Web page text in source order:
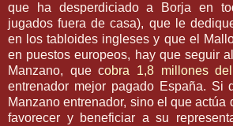
que ha desperdiciado a
Borja en
jugados fuera de casa), que le
en lostabloides ingleses y que el
en puestos europeos, hay que seguir
Manzano, que cobra 1,8 millones del
entrenador mejor pagado España. Si
Manzano entrenador, sino el queactúa
favorecer y beneficiar a su